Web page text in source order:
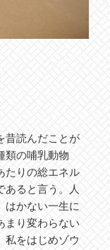
昔読んだことが
類の哺乳動物
たりの総エネル
あると言う。人
はかない一生に
まり変わらない
私をはじめゾウ